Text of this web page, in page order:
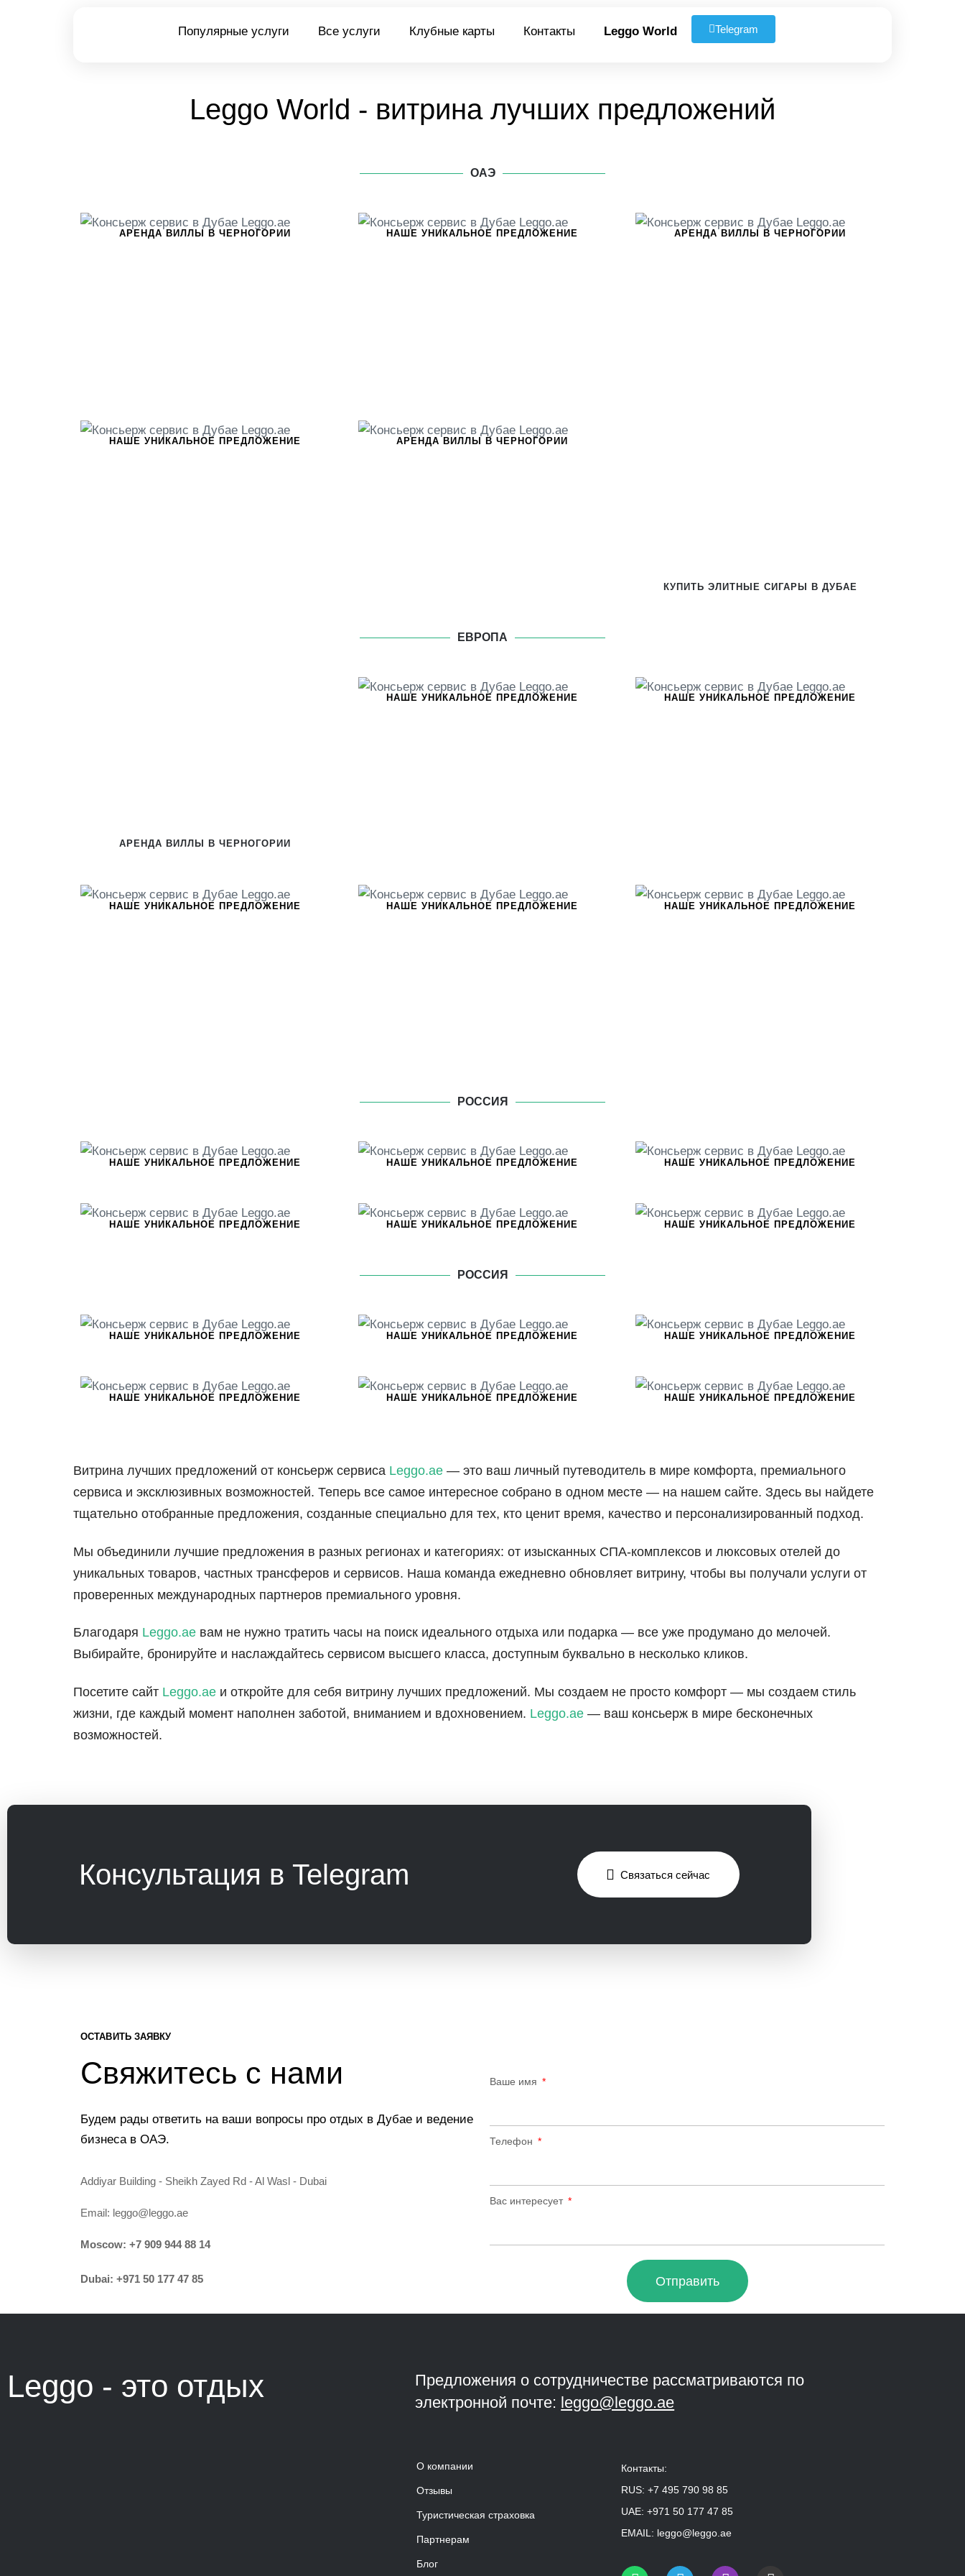
Популярные услуги Все услуги Клубные карты Контакты Leggo World Telegram
Leggo World - витрина лучших предложений
ОАЭ
АРЕНДА ВИЛЛЫ В ЧЕРНОГОРИИ НАШЕ УНИКАЛЬНОЕ ПРЕДЛОЖЕНИЕ АРЕНДА ВИЛЛЫ В ЧЕРНОГОРИИ
НАШЕ УНИКАЛЬНОЕ ПРЕДЛОЖЕНИЕ АРЕНДА ВИЛЛЫ В ЧЕРНОГОРИИ
КУПИТЬ ЭЛИТНЫЕ СИГАРЫ В ДУБАЕ
ЕВРОПА
АРЕНДА ВИЛЛЫ В ЧЕРНОГОРИИ
НАШЕ УНИКАЛЬНОЕ ПРЕДЛОЖЕНИЕ НАШЕ УНИКАЛЬНОЕ ПРЕДЛОЖЕНИЕ
НАШЕ УНИКАЛЬНОЕ ПРЕДЛОЖЕНИЕ НАШЕ УНИКАЛЬНОЕ ПРЕДЛОЖЕНИЕ НАШЕ УНИКАЛЬНОЕ ПРЕДЛОЖЕНИЕ
РОССИЯ
НАШЕ УНИКАЛЬНОЕ ПРЕДЛОЖЕНИЕ НАШЕ УНИКАЛЬНОЕ ПРЕДЛОЖЕНИЕ НАШЕ УНИКАЛЬНОЕ ПРЕДЛОЖЕНИЕ
НАШЕ УНИКАЛЬНОЕ ПРЕДЛОЖЕНИЕ НАШЕ УНИКАЛЬНОЕ ПРЕДЛОЖЕНИЕ НАШЕ УНИКАЛЬНОЕ ПРЕДЛОЖЕНИЕ
РОССИЯ
НАШЕ УНИКАЛЬНОЕ ПРЕДЛОЖЕНИЕ НАШЕ УНИКАЛЬНОЕ ПРЕДЛОЖЕНИЕ НАШЕ УНИКАЛЬНОЕ ПРЕДЛОЖЕНИЕ
НАШЕ УНИКАЛЬНОЕ ПРЕДЛОЖЕНИЕ НАШЕ УНИКАЛЬНОЕ ПРЕДЛОЖЕНИЕ НАШЕ УНИКАЛЬНОЕ ПРЕДЛОЖЕНИЕ
Витрина лучших предложений от консьерж сервиса Leggo.ae — это ваш личный путеводитель в мире комфорта, премиального
сервиса и эксклюзивных возможностей. Теперь все самое интересное собрано в одном месте — на нашем сайте. Здесь вы найдете
тщательно отобранные предложения, созданные специально для тех, кто ценит время, качество и персонализированный подход.
Мы объединили лучшие предложения в разных регионах и категориях: от изысканных СПА-комплексов и люксовых отелей до
уникальных товаров, частных трансферов и сервисов. Наша команда ежедневно обновляет витрину, чтобы вы получали услуги от
проверенных международных партнеров премиального уровня.
Благодаря Leggo.ae вам не нужно тратить часы на поиск идеального отдыха или подарка — все уже продумано до мелочей.
Выбирайте, бронируйте и наслаждайтесь сервисом высшего класса, доступным буквально в несколько кликов.
Посетите сайт Leggo.ae и откройте для себя витрину лучших предложений. Мы создаем не просто комфорт — мы создаем стиль
жизни, где каждый момент наполнен заботой, вниманием и вдохновением. Leggo.ae — ваш консьерж в мире бесконечных
возможностей.
Консультация в Telegram Связаться сейчас
ОСТАВИТЬ ЗАЯВКУ
Свяжитесь с нами
Будем рады ответить на ваши вопросы про отдых в Дубае и ведение
бизнеса в ОАЭ.
Addiyar Building - Sheikh Zayed Rd - Al Wasl - Dubai
Email: leggo@leggo.ae
Moscow: +7 909 944 88 14
Dubai: +971 50 177 47 85
Ваше имя
Телефон
Вас интересует
Отправить
Leggo - это отдых
Предложения о сотрудничестве рассматриваются по
электронной почте: leggo@leggo.ae
О компании
Отзывы
Туристическая страховка
Партнерам
Блог
Контакты:
RUS: +7 495 790 98 85
UAE: +971 50 177 47 85
EMAIL: leggo@leggo.ae